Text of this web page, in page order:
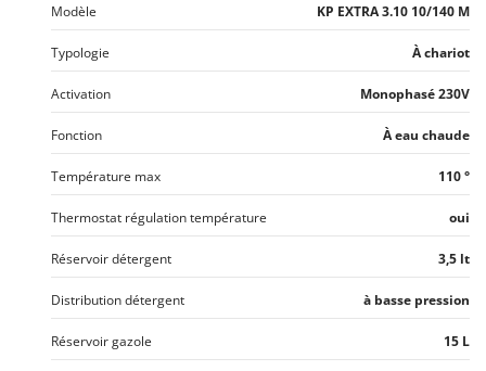
Modèle KP EXTRA 3.10 10/140 M
Typologie À chariot
Activation Monophasé 230V
Fonction À eau chaude
Température max 110 °
Thermostat régulation température oui
Réservoir détergent 3,5 lt
Distribution détergent à basse pression
Réservoir gazole 15 L